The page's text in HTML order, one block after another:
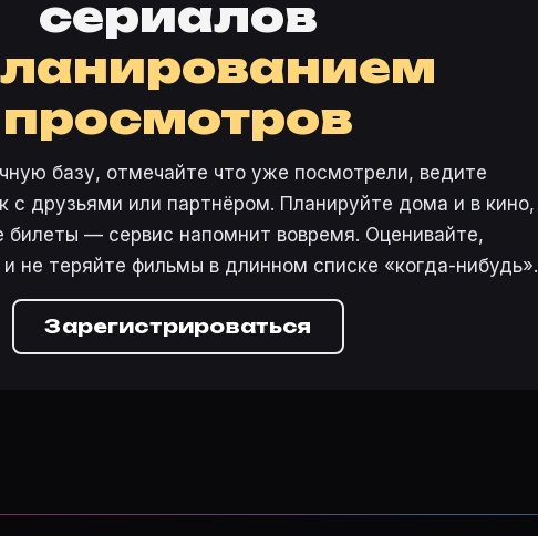
сериалов
просмотров
базу, отмечайте что уже посмотрели, ведите
с друзьями или партнёром. Планируйте дома и в кино,
билеты — сервис напомнит вовремя. Оценивайте,
и не теряйте фильмы в длинном списке «когда-нибудь».
Зарегистрироваться